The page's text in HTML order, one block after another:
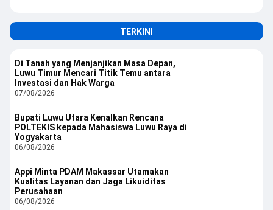
TERKINI
Di Tanah yang Menjanjikan Masa Depan,
Luwu Timur Mencari Titik Temu antara
Investasi dan Hak Warga
07/08/2026
Bupati Luwu Utara Kenalkan Rencana
POLTEKIS kepada Mahasiswa Luwu Raya di
Yogyakarta
06/08/2026
Appi Minta PDAM Makassar Utamakan
Kualitas Layanan dan Jaga Likuiditas
Perusahaan
06/08/2026